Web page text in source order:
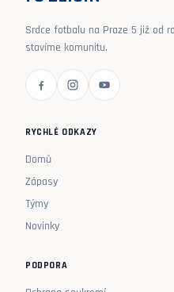
Srdce fotbalu na Praze 5 již od
stavíme komunitu.
RYCHLÉ ODKAZY
Domů
Zápasy
Týmy
Novinky
PODPORA